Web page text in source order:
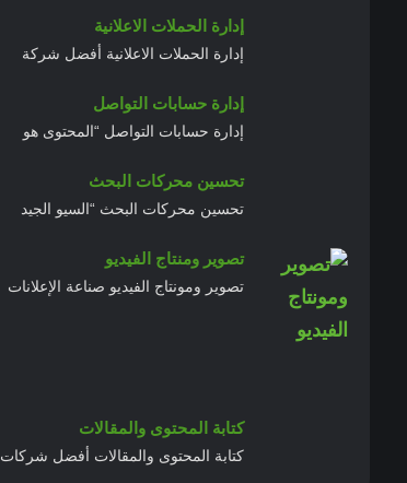
إدارة الحملات الاعلانية
إدارة الحملات الاعلانية أفضل شركة
إدارة حسابات التواصل
إدارة حسابات التواصل “المحتوى هو
تحسين محركات البحث
تحسين محركات البحث “السيو الجيد
تصوير ومنتاج الفيديو
تصوير ومونتاج الفيديو صناعة الإعلانات
كتابة المحتوى والمقالات
كتابة المحتوى والمقالات أفضل شركات